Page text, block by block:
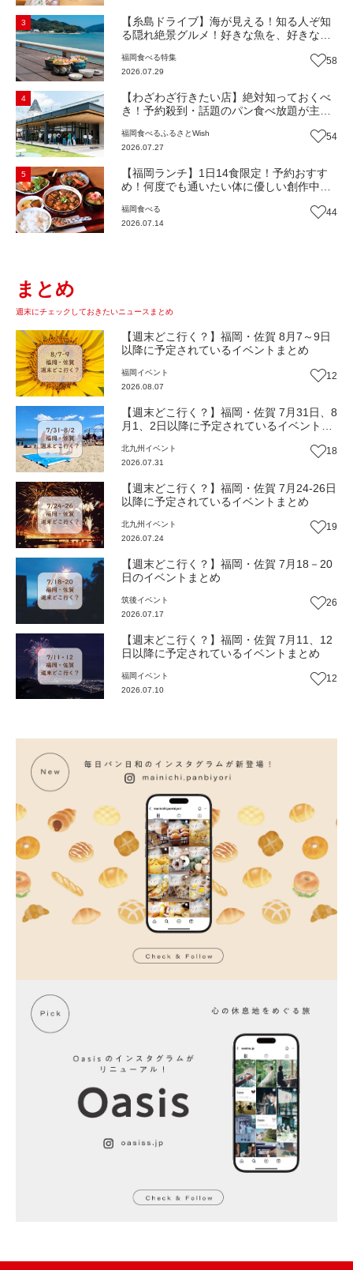
3
【糸島ドライブ】海が見える！知る人ぞ知
る隠れ絶景グルメ！好きな魚を、好きなだ
堂』（福岡市西区）【まち歩き】
福岡食べる特集
2026.07.29
58
4
【わざわざ行きたい店】絶対知っておくべ
き！予約殺到・話題のパン食べ放題が主
『bound garden』（福岡・新宮町）【まち
歩き】
福岡食べるふるさとWish
2026.07.27
54
5
【福岡ランチ】1日14食限定！予約おすす
め！何度でも通いたい体に優しい創作中華
【まち歩き】
福岡食べる
2026.07.14
44
まとめ
週末にチェックしておきたいニュースまとめ
【週末どこ行く？】福岡・佐賀 8月7～9日
以降に予定されているイベントまとめ
福岡 イベント
2026.08.07
12
【週末どこ行く？】福岡・佐賀 7月31日、8
月1、2日以降に予定されているイベントま
北九州 イベント
2026.07.31
18
【週末どこ行く？】福岡・佐賀 7月24-26日
以降に予定されているイベントまとめ
北九州 イベント
2026.07.24
19
【週末どこ行く？】福岡・佐賀 7月18－20
日のイベントまとめ
筑後イベント
2026.07.17
26
【週末どこ行く？】福岡・佐賀 7月11、12
日以降に予定されているイベントまとめ
福岡 イベント
2026.07.10
12